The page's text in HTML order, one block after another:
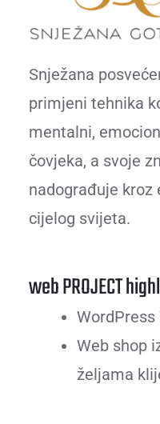
Snježana
primjeni tehnika
mentalni,
čovjeka, a svoje
nadograđuje kroz
cijelog svijeta.
web PROJECT
Web shop
željama